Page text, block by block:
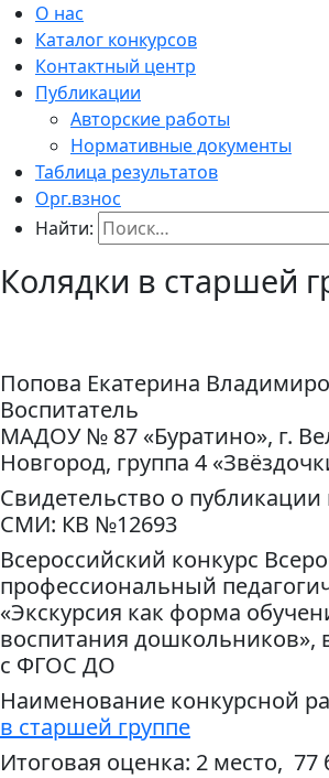
О нас
Каталог конкурсов
Контактный центр
Публикации
Авторские работы
Нормативные документы
Таблица результатов
Орг.взнос
Найти:
Колядки в старшей
Попова Екатерина
Воспитатель
МАДОУ № 87 «Буратино», г.
Новгород, группа 4
Свидетельство о
СМИ: КВ №12693
Всероссийский конкурс
профессиональный
«Экскурсия как форма
воспитания дошкольников»,
с ФГОС ДО
Наименование конкурсной
в старшей группе
Итоговая оценка: 2 место, 77